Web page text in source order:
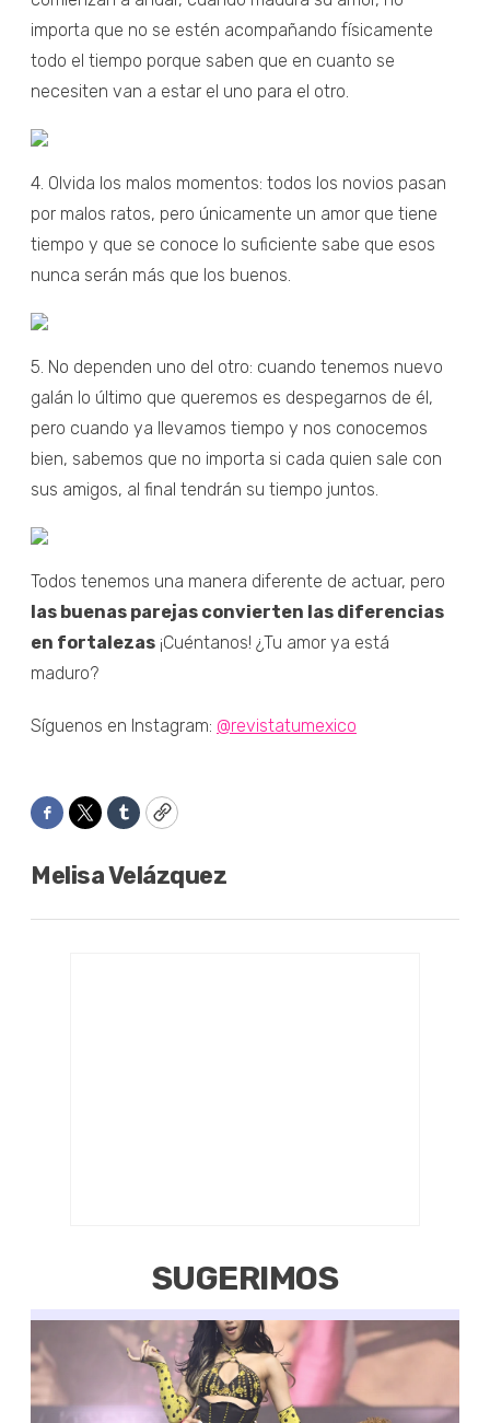
importa que no se estén acompañando físicamente
todo el tiempo porque saben que en cuanto se
necesiten van a estar el uno para el otro.
4. Olvida los malos momentos: todos los novios pasan
por malos ratos, pero únicamente un amor que tiene
tiempo y que se conoce lo suficiente sabe que esos
nunca serán más que los buenos.
5. No dependen uno del otro: cuando tenemos nuevo
galán lo último que queremos es despegarnos de él,
pero cuando ya llevamos tiempo y nos conocemos
bien, sabemos que no importa si cada quien sale con
sus amigos, al final tendrán su tiempo juntos.
Todos tenemos una manera diferente de actuar, pero
las buenas parejas convierten las diferencias
en fortalezas ¡Cuéntanos! ¿Tu amor ya está
maduro?
Síguenos en Instagram: @revistatumexico
Facebook
TwitterTumblrCopy
Melisa Velázquez
SUGERIMOS